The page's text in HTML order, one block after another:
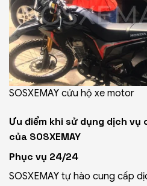
SOSXEMAY cứu hộ xe motor
Ưu điểm khi sử dụng dịch
của SOSXEMAY
Phục vụ 24/24
SOSXEMAY tự hào cung cấp